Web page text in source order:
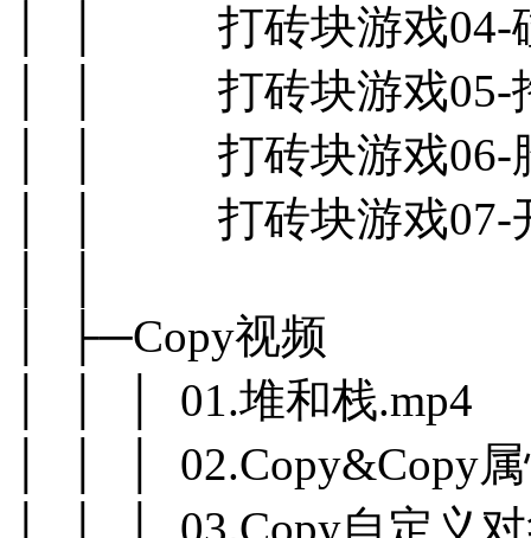
│ │ 打砖块游戏04-碰
│ │ 打砖块游戏05-拖
│ │ 打砖块游戏06-胜
│ │ 打砖块游戏07-开
│ ├─Copy视频
│ │ │ 01.堆和栈.mp4
│ │ │ 02.Copy&Copy属